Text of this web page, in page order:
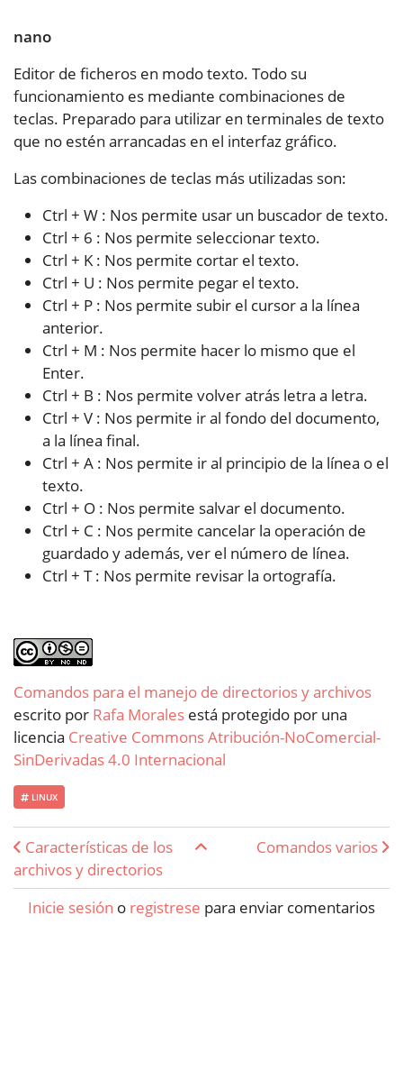
nano
Editor de ficheros en modo texto. Todo su
funcionamiento es mediante combinaciones de
teclas. Preparado para utilizar en terminales de texto
que no estén arrancadas en el interfaz gráfico.
Las combinaciones de teclas más utilizadas son:
Ctrl + W : Nos permite usar un buscador de texto.
Ctrl + 6 : Nos permite seleccionar texto.
Ctrl + K : Nos permite cortar el texto.
Ctrl + U : Nos permite pegar el texto.
Ctrl + P : Nos permite subir el cursor a la línea
anterior.
Ctrl + M : Nos permite hacer lo mismo que el
Enter.
Ctrl + B : Nos permite volver atrás letra a letra.
Ctrl + V : Nos permite ir al fondo del documento,
a la línea final.
Ctrl + A : Nos permite ir al principio de la línea o el
texto.
Ctrl + O : Nos permite salvar el documento.
Ctrl + C : Nos permite cancelar la operación de
guardado y además, ver el número de línea.
Ctrl + T : Nos permite revisar la ortografía.
Comandos para el manejo de directorios y archivos
escrito por Rafa Morales está protegido por una
licencia Creative Commons Atribución-NoComercial-
SinDerivadas 4.0 Internacional
LINUX
Enlaces transversales de
Características de los
archivos y directorios
Comandos varios
Inicie sesión o registrese para enviar comentarios